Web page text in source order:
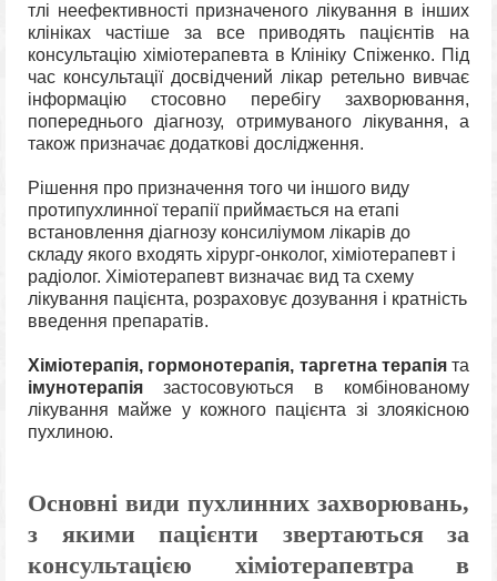
тлі неефективності призначеного лікування в інших
клініках частіше за все приводять пацієнтів на
консультацію хіміотерапевта в Клініку Спіженко. Під
час консультації досвідчений лікар ретельно вивчає
інформацію стосовно перебігу захворювання,
попереднього діагнозу, отримуваного лікування, а
також призначає додаткові дослідження.
Рішення про призначення того чи іншого виду
протипухлинної терапії приймається на етапі
встановлення діагнозу консиліумом лікарів до
складу якого входять хірург-онколог, хіміотерапевт і
радіолог. Хіміотерапевт визначає вид та схему
лікування пацієнта, розраховує дозування і кратність
введення препаратів.
Хіміотерапія, гормонотерапія, таргетна терапіята
імунотерапія застосовуються в комбінованому
лікування майже у кожного пацієнта зі злоякісною
пухлиною.
Основні види пухлинних захворювань,
з якими пацієнти звертаються за
консультацією хіміотерапевтра в